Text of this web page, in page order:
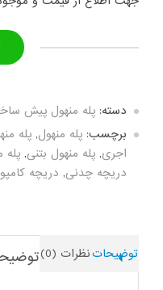
مهره
دار
عدد
دسته: پله منهول پیش
برچسب: پله منهول, پله
اجری, پله منهول بتنی, پله
دریچه چدنی, دریچه
توضیحاتنظرات (0)